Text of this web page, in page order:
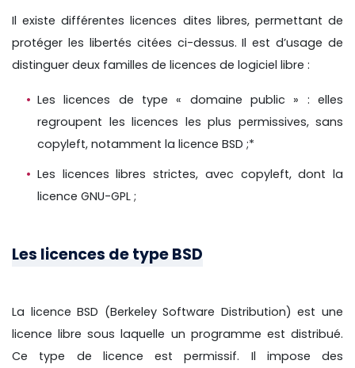
Il existe différentes licences dites libres, permettant de
protéger les libertés citées ci-dessus. Il est d’usage de
distinguer deux familles de licences de logiciel libre :
Les licences de type « domaine public » : elles
regroupent les licences les plus permissives, sans
copyleft, notamment la licence BSD ;*
Les licences libres strictes, avec copyleft, dont la
licence GNU-GPL ;
Les licences de type BSD
La licence BSD (Berkeley Software Distribution) est une
licence libre sous laquelle un programme est distribué.
Ce type de licence est permissif. Il impose des